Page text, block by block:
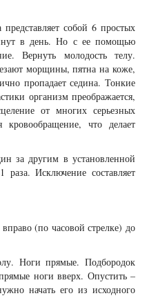
представляет собой 6 простых
в день. Но с ее помощью
Вернуть молодость телу.
морщины, пятна на коже,
пропадает седина. Тонкие
организм преображается,
от многих серьезных
кровообращение, что делает
за другим в установленной
Исключение составляет
(по часовой стрелке) до
Ноги прямые. Подбородок
ноги вверх. Опустить –
начать его из исходного